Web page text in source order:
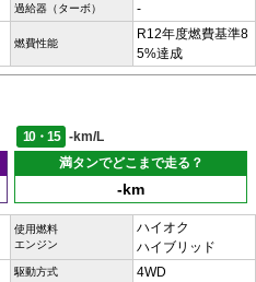
過給器（ターボ） -
燃費性能
R12年度燃費基準8
5%達成
10・15
-km/L
満タンでどこまで走る？
-km
使用燃料
エンジン
ハイオク
ハイブリッド
駆動方式 4WD